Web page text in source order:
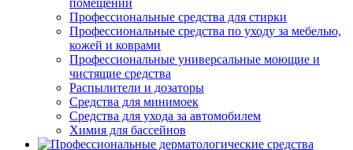
Профессиональные средства для стирки
Профессиональные средства по уходу за мебелью,
кожей и коврами
Профессиональные универсальные моющие и
чистящие средства
Распылители и дозаторы
Средства для минимоек
Средства для ухода за автомобилем
Химия для бассейнов